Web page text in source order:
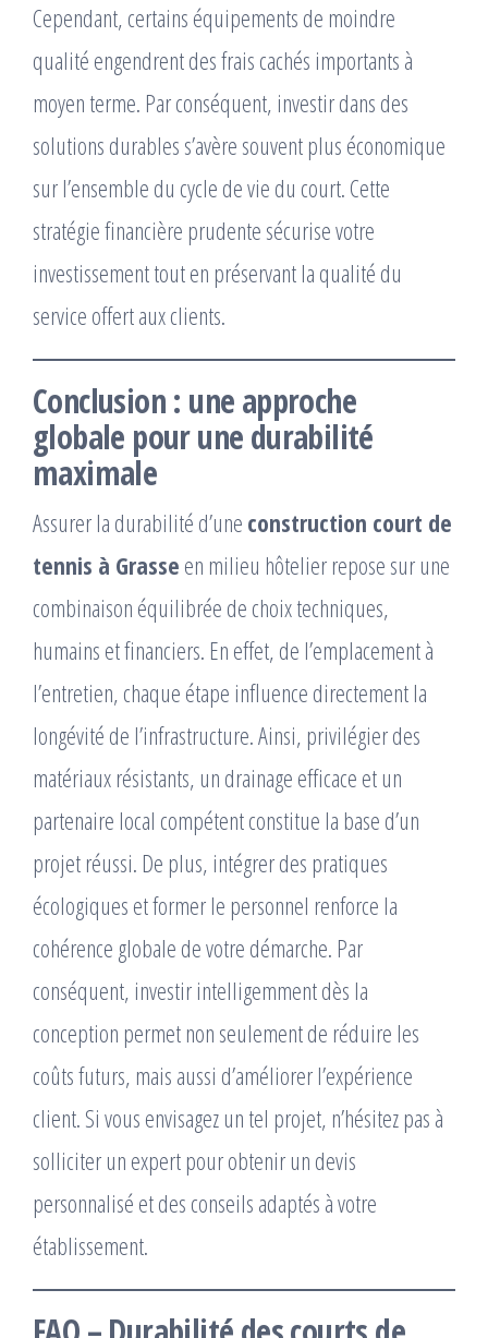
Cependant, certains équipements de moindre
qualité engendrent des frais cachés importants à
moyen terme. Par conséquent, investir dans des
solutions durables s’avère souvent plus économique
sur l’ensemble du cycle de vie du court. Cette
stratégie financière prudente sécurise votre
investissement tout en préservant la qualité du
service offert aux clients.
Conclusion : une approche
globale pour une durabilité
maximale
Assurer la durabilité d’une construction court de
tennis à Grasse en milieu hôtelier repose sur une
combinaison équilibrée de choix techniques,
humains et financiers. En effet, de l’emplacement à
l’entretien, chaque étape influence directement la
longévité de l’infrastructure. Ainsi, privilégier des
matériaux résistants, un drainage efficace et un
partenaire local compétent constitue la base d’un
projet réussi. De plus, intégrer des pratiques
écologiques et former le personnel renforce la
cohérence globale de votre démarche. Par
conséquent, investir intelligemment dès la
conception permet non seulement de réduire les
coûts futurs, mais aussi d’améliorer l’expérience
client. Si vous envisagez un tel projet, n’hésitez pas à
solliciter un expert pour obtenir un devis
personnalisé et des conseils adaptés à votre
établissement.